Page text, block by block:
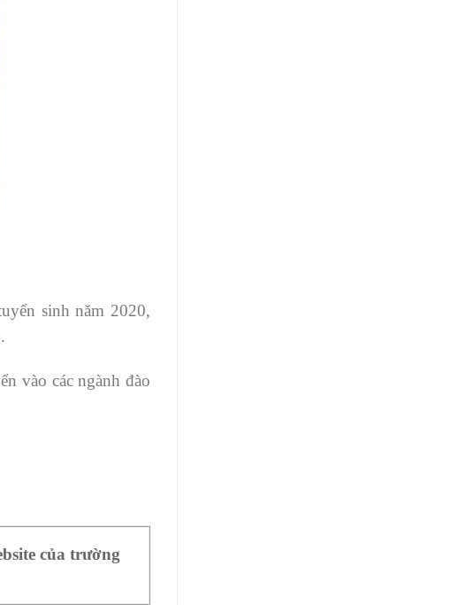
sinh năm 2020,
vào các ngành đào
của trường